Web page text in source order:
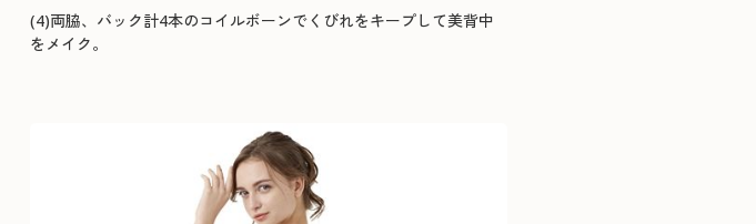
(4)両脇、バック計4本のコイルボーンでくびれをキープして美背中
をメイク。